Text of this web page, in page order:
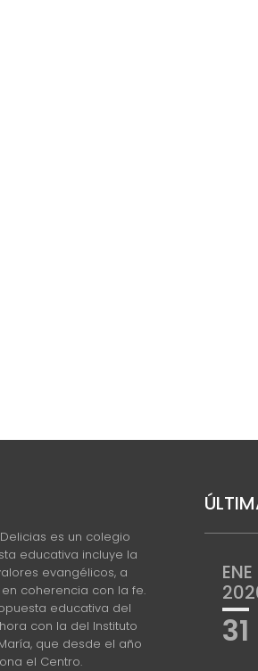
es un colegio
educativa incluye la
evangélicos, a
coherencia con la fe.
educativa del
con la del Instituto
que desde el año
el Centro.
ENE
31